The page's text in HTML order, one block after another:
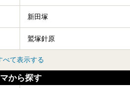
新田塚
鷲塚針原
べて表示する
から探す